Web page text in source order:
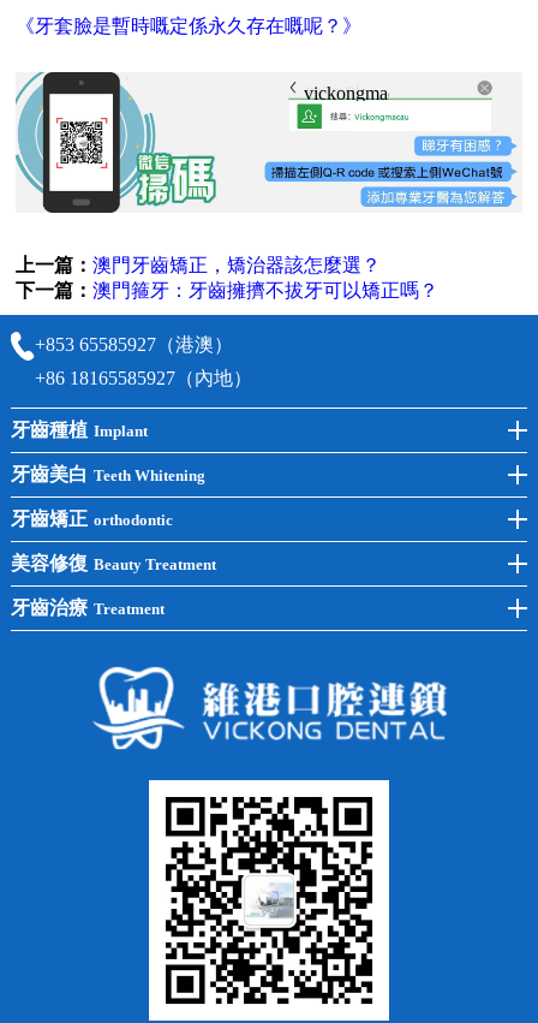
《牙套臉是暫時嘅定係永久存在嘅呢？》
vickongmacau
上一篇：澳門牙齒矯正，矯治器該怎麼選？
下一篇：澳門箍牙：牙齒擁擠不拔牙可以矯正嗎？
+853 65585927（港澳）
+86 18165585927（內地）
牙齒種植 Implant
前牙種植
後牙種植
單顆種植
半口種植
全口種植
牙齒美白 Teeth Whitening
冷光美白
洗牙
黃黑牙
常見問題
牙齒矯正 orthodontic
牙齒矯正
兒童矯正
牙列不齊
美容修復 Beauty Treatment
全瓷牙
牙齒治療 Treatment
牙齦出血